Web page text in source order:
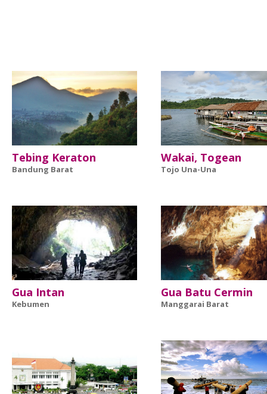
Tebing Keraton
Bandung Barat
Wakai, Togean
Tojo Una-Una
Gua Intan
Kebumen
Gua Batu Cermin
Manggarai Barat